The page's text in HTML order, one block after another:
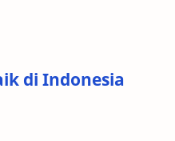
di Indonesia